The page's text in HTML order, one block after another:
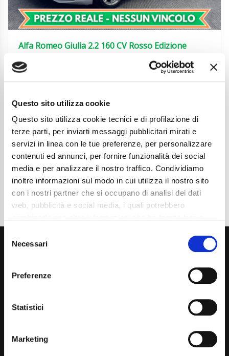
Questo sito utilizza cookie
Questo sito utilizza cookie tecnici e di profilazione di
terze parti, per inviarti messaggi pubblicitari mirati e
servizi in linea con le tue preferenze, per personalizzare
contenuti ed annunci, per fornire funzionalità dei social
media e per analizzare il nostro traffico. Condividiamo
inoltre informazioni sul modo in cui utilizza il nostro sito
con i nostri partner che si occupano di analisi dei dati
web, pubblicità e social media, i quali potrebbero
mera chiusura del banner non comporta l’accettazione
tutti” o selezionando le diverse categorie di cookies
Selection
Necessari
Preferenze
Statistici
Marketing
Alfa Romeo Giulia 2.2 160 CV Rosso Edizione
22.850
Chilometraggio
Cambio
Automatico
Normativa Euro
Euro6d-TEMP
Dettaglio
Via Giuditta Pasta 2, Como (CO) 22100
info@carspecialist.eu